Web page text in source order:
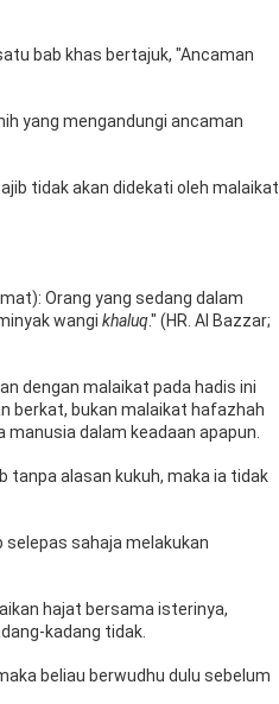
bab khas bertajuk, "Ancaman
yang mengandungi ancaman
tidak akan didekati oleh malaikat
Orang yang sedang dalam
wangi khaluq." (HR. Al Bazzar;
dengan malaikat pada hadis ini
berkat, bukan malaikat hafazhah
dalam keadaan apapun.
tanpa alasan kukuh, maka ia tidak
selepas sahaja melakukan
hajat bersama isterinya,
kadang tidak.
beliau berwudhu dulu sebelum